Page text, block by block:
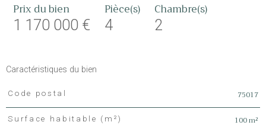
Prix du bien
1 170 000 €
Pièce(s)
4
Chambre(s)
2
Caractéristiques du bien
Caractéristiques Valeurs
Code postal 75017
Surface habitable (m²) 100 m²